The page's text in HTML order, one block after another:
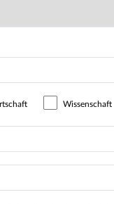
Wissenschaft